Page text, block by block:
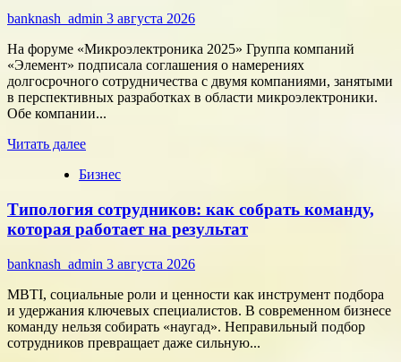
онлайн-
banknash_admin 3 августа 2026
На форуме «Микроэлектроника 2025» Группа компаний
«Элемент» подписала соглашения о намерениях
долгосрочного сотрудничества с двумя компаниями, занятыми
в перспективных разработках в области микроэлектроники.
Обе компании...
Читать далееПрочитать
о
компаний
«Элемент»
развивает
сотрудничество
с
разработки
в
области
микроэлектроники
Бизнес
Типология сотрудников: как собрать команду,
которая работает на результат
banknash_admin 3 августа 2026
MBTI, социальные роли и ценности как инструмент подбора
и удержания ключевых специалистов. В современном бизнесе
команду нельзя собирать «наугад». Неправильный подбор
сотрудников превращает даже сильную...